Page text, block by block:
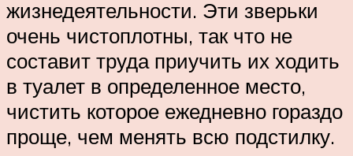
жизнедеятельности. Эти зверьки
очень чистоплотны, так что не
составит труда приучить их ходить
в туалет в определенное место,
чистить которое ежедневно гораздо
проще, чем менять всю подстилку.